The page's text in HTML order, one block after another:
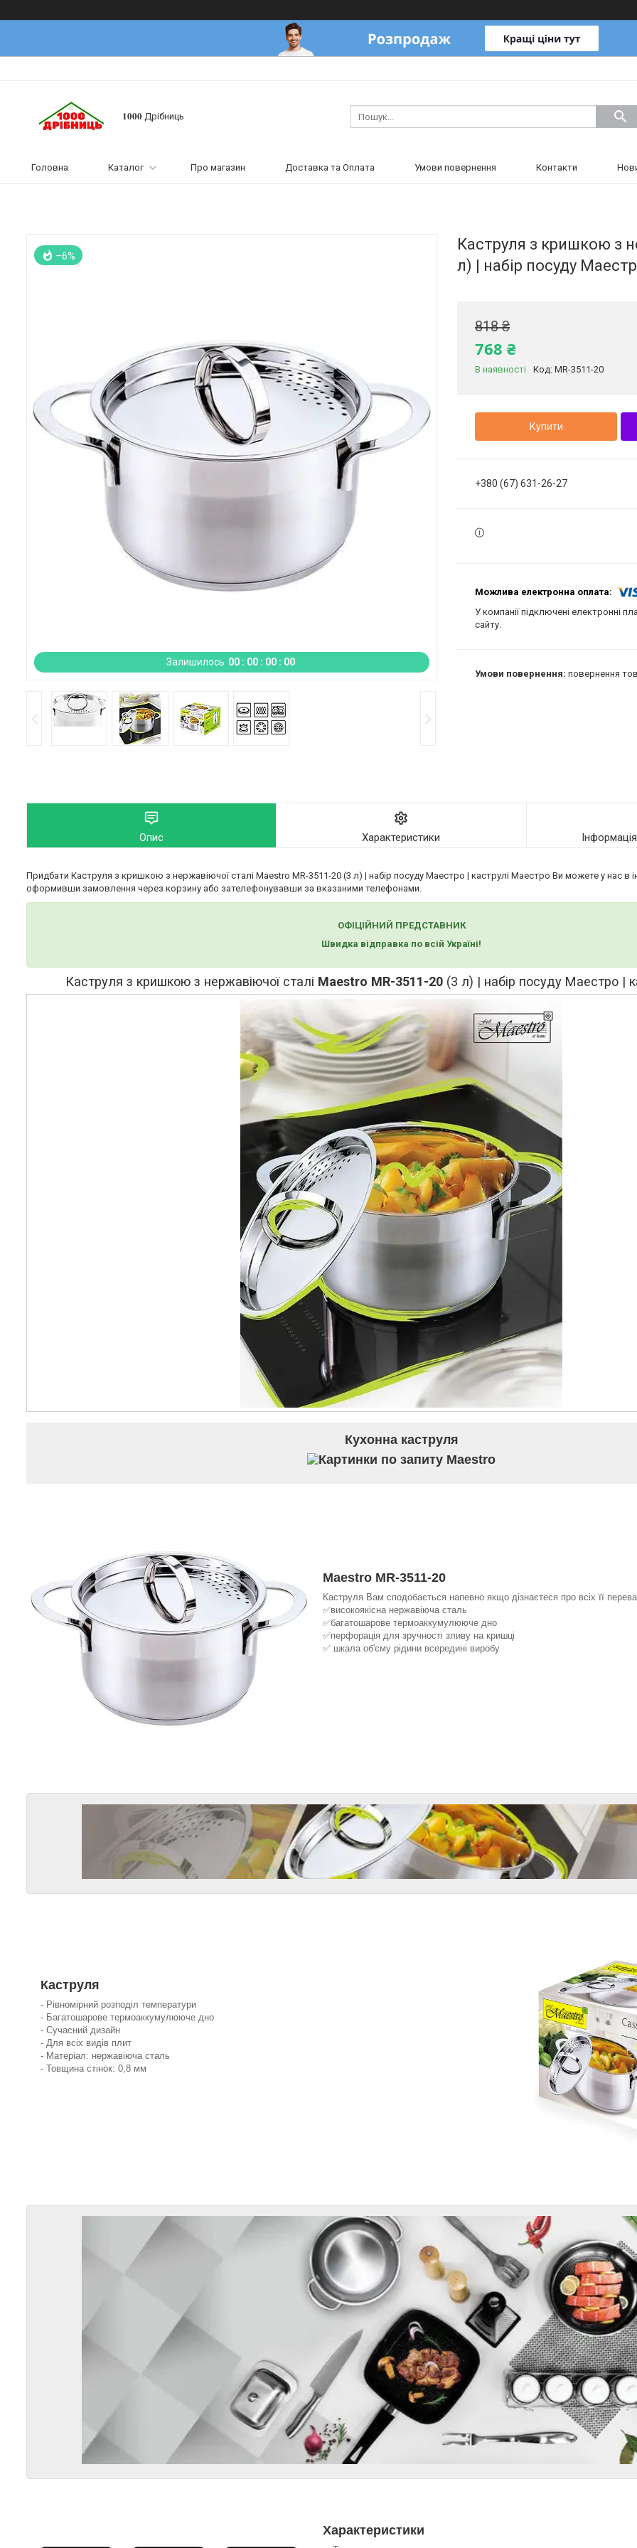
𝟏𝟎𝟎𝟎 Дрібниць
Головна Каталог Про магазин Доставка та Оплата Умови повернення Контакти
Залишилось 00 00 00 00
–6%
Каструля з кришкою з
л) | набір посуду
818 ₴
768 ₴
В наявності Код: MR-3511-20
Купити
+380 (67) 631-26-27
У компанії підключені електронні
сайту.
повернення
Опис Характеристики
Придбати Каструля з кришкою з нержавіючої сталі Maestro MR-3511-20 (3 л) | набір посуду Маестро | каструлі Маестро Ви можете у нас в
оформивши замовлення через корзину або зателефонувавши за вказаними телефонами.
ОФІЦІЙНИЙ ПРЕДСТАВНИК
Швидка відправка по всій Україні!
Каструля з кришкою з нержавіючої сталі Maestro MR-3511-20 (3 л) | набір посуду Маестро |
Кухонна каструля
Maestro MR-3511-20
Каструля Вам сподобається напевно якщо дізнаєтеся про всіх її
✅високоякісна нержавіюча сталь
✅багатошарове термоаккумулююче дно
✅перфорація для зручності зливу на кришці
✅ шкала об'єму рідини всередині виробу
Каструля
- Рівномірний розподіл температури
- Багатошарове термоаккумулююче дно
- Сучасний дизайн
- Для всіх видів плит
- Матеріал: нержавіюча сталь
- Товщина стінок: 0,8 мм
Характеристики